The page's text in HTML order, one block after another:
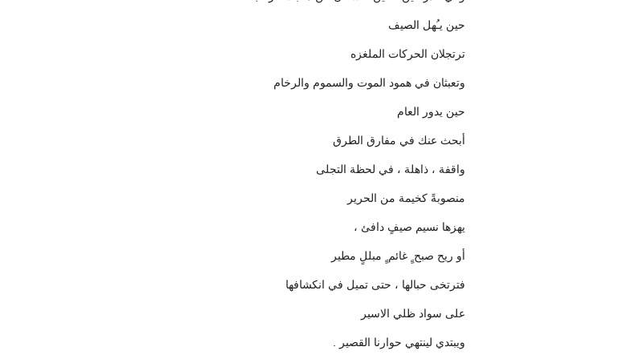
حين يـُهل الصيف
ترتجلان الحركات الملغزه
وتعبثان في همود الموت والسموم والرخام
حين يدور العام
أبحث عنك في مفارق الطرق
واقفة ، ذاهلة ، في لحظة التجلى
منصوبةً كخيمة من الحرير
يهزها نسيم صيفٍ دافئ ،
أو ريح صبح ٍِ غائم ٍِ مبللٍ مطير
فترتخى حبالها ، حتى تميل في انكشافها
على سواد ظلي الاسير
ويبتدي لينتهي حوارنا القصير .